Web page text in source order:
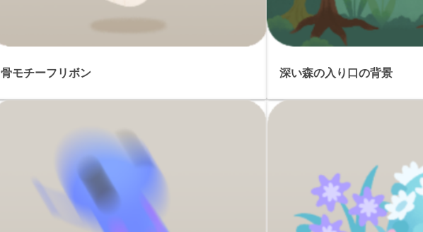
骨モチーフリボン 深い森の入り口の背景